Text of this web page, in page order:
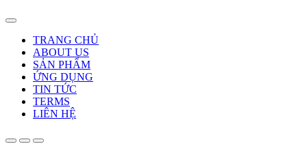
TRANG CHỦ
ABOUT US
SẢN PHẨM
ỨNG DỤNG
TIN TỨC
TERMS
LIÊN HỆ